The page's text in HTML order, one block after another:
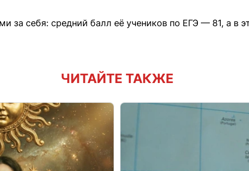
за себя: средний балл её учеников по ЕГЭ — 81, а в
ЧИТАЙТЕ ТАКЖЕ